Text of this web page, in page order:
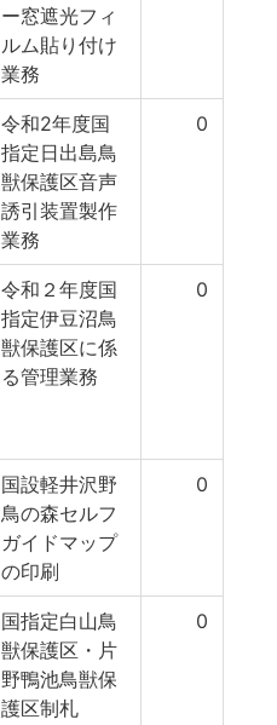
ー窓遮光フィ
ルム貼り付け
業務
令和2年度国
指定日出島鳥
獣保護区音声
誘引装置製作
業務
0
令和２年度国
指定伊豆沼鳥
獣保護区に係
る管理業務
0
国設軽井沢野
鳥の森セルフ
ガイドマップ
の印刷
0
国指定白山鳥
獣保護区・片
野鴨池鳥獣保
護区制札
0